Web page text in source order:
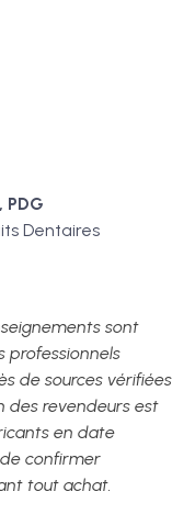
PDG
Dentaires
sont
professionnels
de sources vérifiées
des revendeurs est
en date
confirmer
tout achat.